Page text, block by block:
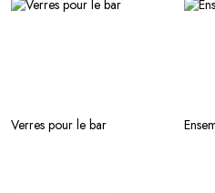
Verres pour le bar